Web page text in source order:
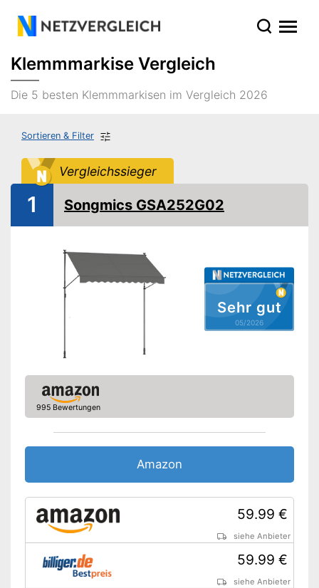
Klemmmarkise Vergleich
Die 5 besten Klemmmarkisen im Vergleich 2026
Sortieren & Filter
Vergleichssieger
Sehr gut
05/2026
1 Songmics GSA252G02
995 Bewertungen
Amazon
59.99 €
siehe Anbieter
59.99 €
siehe Anbieter